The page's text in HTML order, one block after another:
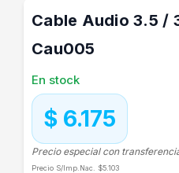
Cable Audio 3.5 /
Cau005
En stock
$ 6.175
Precio especial con
Precio S/Imp.Nac. $5.103